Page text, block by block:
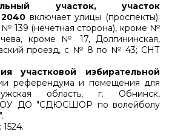
участок, участок
включает улицы (проспекты):
139 (нечетная сторона), кроме №
кроме № 17, Долгининская,
проезд, с № 8 по № 43; СНТ
участковой избирательной
референдума и помещения для
область, г. Обнинск,
ДО "СДЮСШОР по волейболу